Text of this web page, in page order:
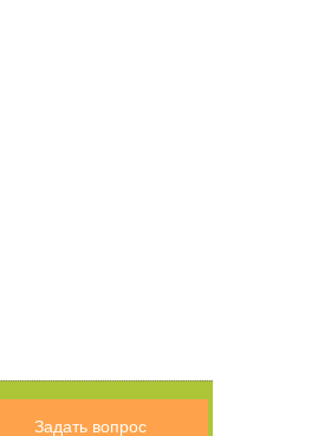
Задать вопрос